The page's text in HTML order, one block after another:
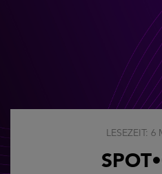
LESEZEIT: